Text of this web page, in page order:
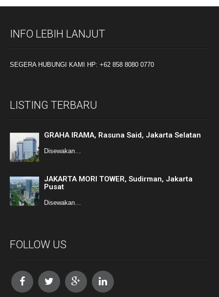
INFO LEBIH LANJUT
SEGERA HUBUNGI KAMI HP: +62 858 8080 0770
LISTING TERBARU
GRAHA IRAMA, Rasuna Said, Jakarta Selatan
Disewakan…
JAKARTA MORI TOWER, Sudirman, Jakarta
Pusat
Disewakan…
FOLLOW US